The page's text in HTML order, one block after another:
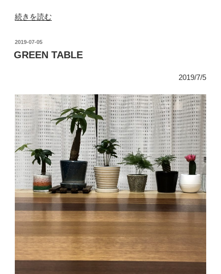
“Mist
の
続きを読む
投
稿
日:
2019-07-05
GREEN TABLE
2019/7/5